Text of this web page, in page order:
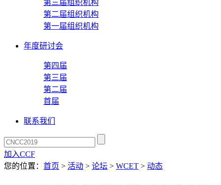
第三届组织机构
第二届组织机构
第一届组织机构
年度研讨会
第四届
第三届
第二届
首届
联系我们
加入CCF
您的位置： 首页 > 活动 > 论坛 > WCET > 动态